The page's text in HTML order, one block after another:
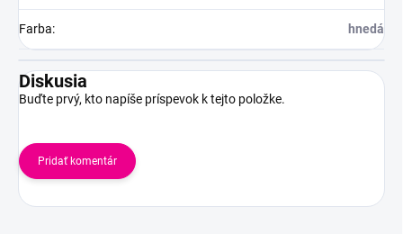
Farba: hnedá
Diskusia
Buďte prvý, kto napíše príspevok k tejto položke.
Pridať komentár